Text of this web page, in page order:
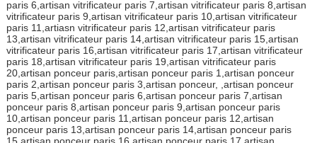
paris 6,artisan vitrificateur paris 7,artisan vitrificateur paris 8,artisan
vitrificateur paris 9,artisan vitrificateur paris 10,artisan vitrificateur
paris 11,artiasn vitrificateur paris 12,artisan vitrificateur paris
13,artisan vitrificateur paris 14,artisan vitrificateur paris 15,artisan
vitrificateur paris 16,artisan vitrificateur paris 17,artisan vitrificateur
paris 18,artisan vitrificateur paris 19,artisan vitrificateur paris
20,artisan ponceur paris,artisan ponceur paris 1,artisan ponceur
paris 2,artisan ponceur paris 3,artisan ponceur, ,artisan ponceur
paris 5,artisan ponceur paris 6,artisan ponceur paris 7,artisan
ponceur paris 8,artisan ponceur paris 9,artisan ponceur paris
10,artisan ponceur paris 11,artisan ponceur paris 12,artisan
ponceur paris 13,artisan ponceur paris 14,artisan ponceur paris